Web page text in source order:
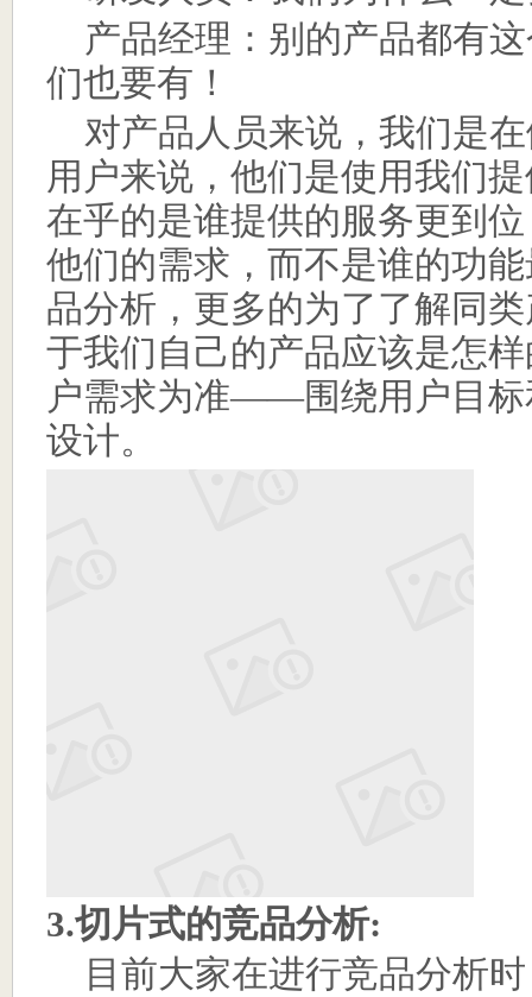
产品经理：别的产品都有
们也要有！
对产品人员来说，我们是
用户来说，他们是使用我们
在乎的是谁提供的服务更到
他们的需求，而不是谁的功
品分析，更多的为了了解同
于我们自己的产品应该是怎
户需求为准——围绕用户目
设计。
3.切片式的竞品分析:
目前大家在进行竞品分析